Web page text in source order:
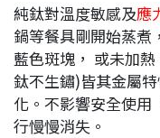
純鈦對溫度敏感及應
鍋等餐具剛開始蒸煮
藍色斑塊， 或未加
鈦不生鏽)皆其金屬
化。不影響安全使用
行慢慢消失。